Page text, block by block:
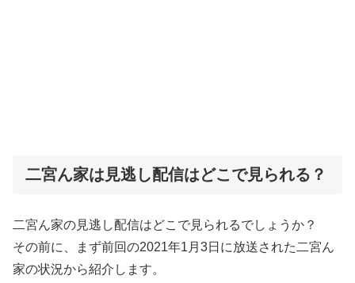
二宮ん家は見逃し配信はどこで見られる？
二宮ん家の見逃し配信はどこで見られるでしょうか？
その前に、まず前回の2021年1月3日に放送された二宮ん
家の状況から紹介します。